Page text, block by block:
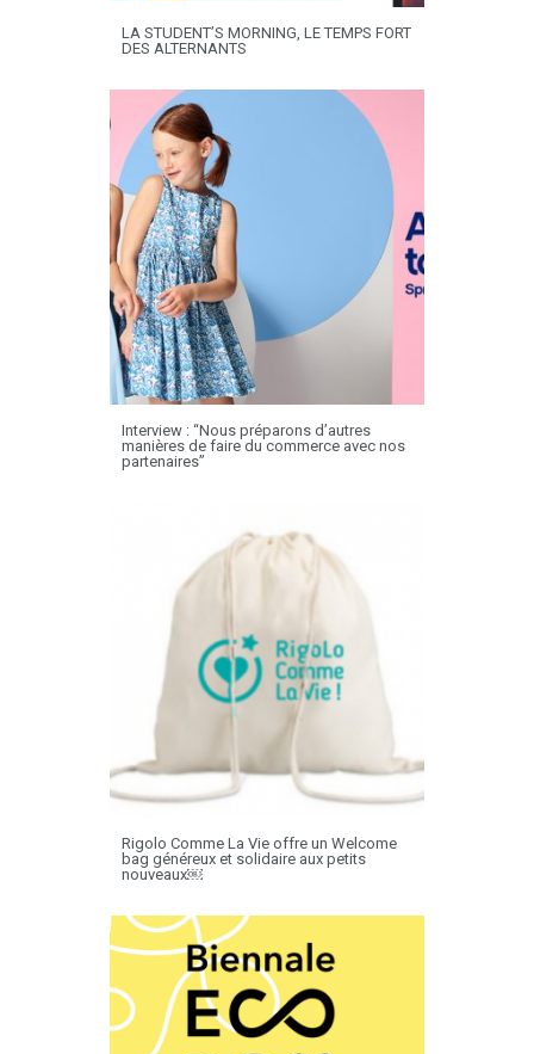
LA STUDENT’S MORNING, LE TEMPS FORT
DES ALTERNANTS
Interview : “Nous préparons d’autres
manières de faire du commerce avec nos
partenaires”
Rigolo Comme La Vie offre un Welcome
bag généreux et solidaire aux petits
nouveaux￼